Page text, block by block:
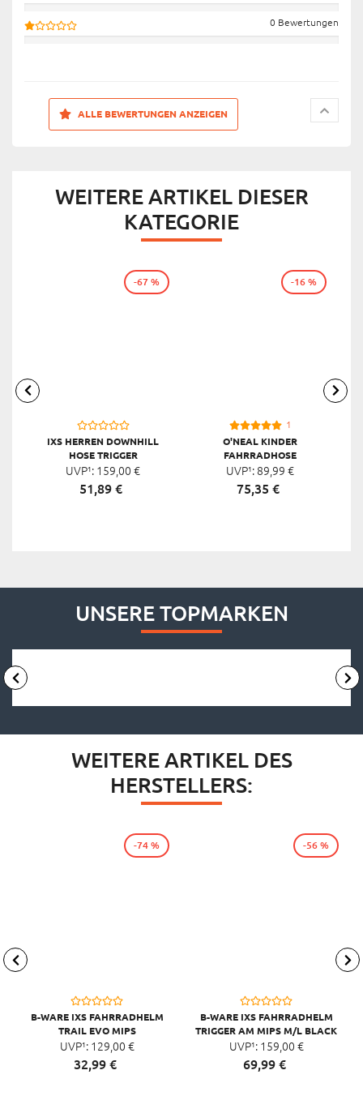
0 Bewertungen
ALLE BEWERTUNGEN ANZEIGEN
WEITERE ARTIKEL DIESER
KATEGORIE
IXS HERREN DOWNHILL
HOSE TRIGGER
UVP¹: 159,00 €
51,89€
-67 %
1
O'NEAL KINDER
FAHRRADHOSE
TRAILFINDER
UVP¹: 89,99 €
75,35 €
-16 %
UNSERE TOPMARKEN
WEITERE ARTIKEL DES
HERSTELLERS:
B-WARE IXS FAHRRADHELM
TRAIL EVO MIPS
UVP¹: 129,00 €
32,99 €
-74 %
B-WARE IXS FAHRRADHELM
TRIGGER AM MIPS M/L BLACK
UVP¹: 159,00 €
69,99 €
-56 %